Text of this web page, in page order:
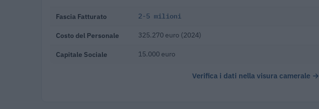
Fascia Fatturato 2-5 milioni
Costo del Personale 325.270 euro (2024)
Capitale Sociale 15.000 euro
Verifica i dati nella visura camerale →